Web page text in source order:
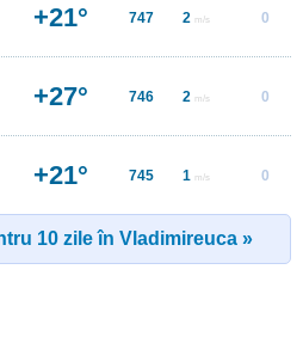
+21° 747 2 m/s 0
+27° 746 2 m/s 0
+21° 745 1 m/s 0
10 zile în Vladimireuca »